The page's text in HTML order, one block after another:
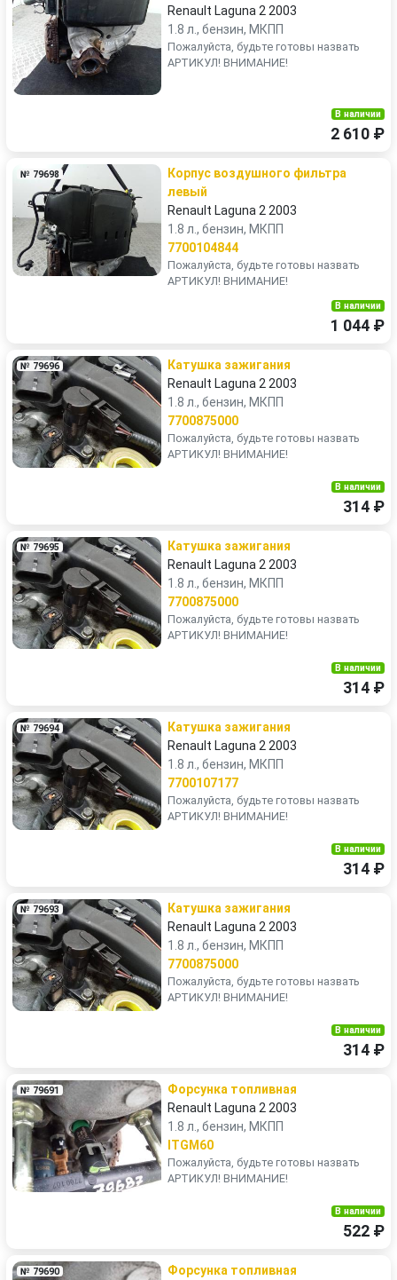
Renault Laguna 2 2003
1.8 л., бензин, МКПП
Пожалуйста, будьте готовы назвать
АРТИКУЛ! ВНИМАНИЕ!
В наличии
2 610 ₽
№ 79698
Корпус воздушногo фильтра
левый
Renault Laguna 2 2003
1.8 л., бензин, МКПП
7700104844
Пожалуйста, будьте готовы назвать
АРТИКУЛ! ВНИМАНИЕ!
В наличии
1 044 ₽
№ 79696
Катушка зажигания
Renault Laguna 2 2003
1.8 л., бензин, МКПП
7700875000
Пожалуйста, будьте готовы назвать
АРТИКУЛ! ВНИМАНИЕ!
В наличии
314 ₽
№ 79695
Катушка зажигания
Renault Laguna 2 2003
1.8 л., бензин, МКПП
7700875000
Пожалуйста, будьте готовы назвать
АРТИКУЛ! ВНИМАНИЕ!
В наличии
314 ₽
№ 79694
Катушка зажигания
Renault Laguna 2 2003
1.8 л., бензин, МКПП
7700107177
Пожалуйста, будьте готовы назвать
АРТИКУЛ! ВНИМАНИЕ!
В наличии
314 ₽
№ 79693
Катушка зажигания
Renault Laguna 2 2003
1.8 л., бензин, МКПП
7700875000
Пожалуйста, будьте готовы назвать
АРТИКУЛ! ВНИМАНИЕ!
В наличии
314 ₽
№ 79691
Форсунка топливная
Renault Laguna 2 2003
1.8 л., бензин, МКПП
ITGM60
Пожалуйста, будьте готовы назвать
АРТИКУЛ! ВНИМАНИЕ!
В наличии
522 ₽
№ 79690 Форсунка топливная